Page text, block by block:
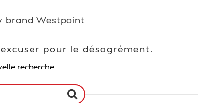
brand Westpoint
pour le désagrément.
recherche